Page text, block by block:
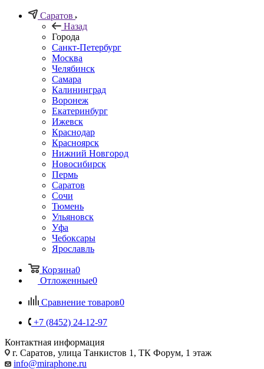
Саратов
Назад
Города
Санкт-Петербург
Москва
Челябинск
Самара
Калининград
Воронеж
Екатеринбург
Ижевск
Краснодар
Красноярск
Нижний Новгород
Новосибирск
Пермь
Саратов
Сочи
Тюмень
Ульяновск
Уфа
Чебоксары
Ярославль
Корзина0
Отложенные0
Сравнение товаров0
+7 (8452) 24-12-97
Контактная информация
г. Саратов, улица Танкистов 1, ТК Форум, 1 этаж
info@miraphone.ru